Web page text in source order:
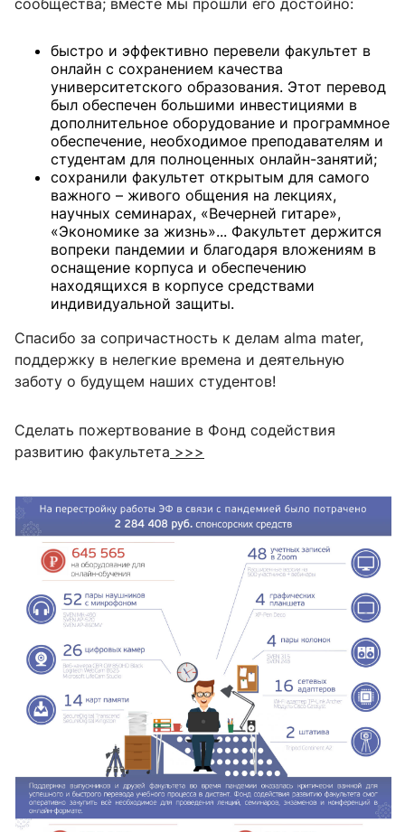
сообщества; вместе мы прошли его достойно:
быстро и эффективно перевели факультет в
онлайн с сохранением качества
университетского образования. Этот перевод
был обеспечен большими инвестициями в
дополнительное оборудование и программное
обеспечение, необходимое преподавателям и
студентам для полноценных онлайн-занятий;
сохранили факультет открытым для самого
важного – живого общения на лекциях,
научных семинарах, «Вечерней гитаре»,
«Экономике за жизнь»... Факультет держится
вопреки пандемии и благодаря вложениям в
оснащение корпуса и обеспечению
находящихся в корпусе средствами
индивидуальной защиты.
Спасибо за сопричастность к делам alma mater,
поддержку в нелегкие времена и деятельную
заботу о будущем наших студентов!
Сделать пожертвование в Фонд содействия
развитию факультета >>>